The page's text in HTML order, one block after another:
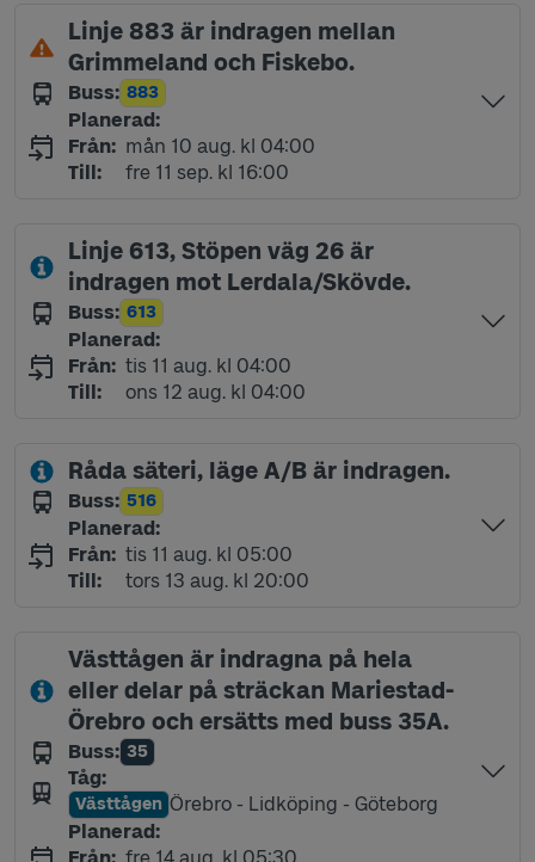
Linje 883 är indragen mellan
Grimmeland och Fiskebo.
Buss: Linje
883
Planerad:
Från: måndag 10 augusti kl 04:00
mån 10 aug. kl 04:00
Till: fredag 11 september kl 16:00
fre 11 sep. kl 16:00
Linje 613, Stöpen väg 26 är
indragen mot Lerdala/Skövde.
Buss: Linje
613
Planerad:
Från: tisdag 11 augusti kl 04:00
tis 11 aug. kl 04:00
Till: onsdag 12 augusti kl 04:00
ons 12 aug. kl 04:00
Råda säteri, läge A/B är indragen.
Buss: Linje
516
Planerad:
Från: tisdag 11 augusti kl 05:00
tis 11 aug. kl 05:00
Till: torsdag 13 augusti kl 20:00
tors 13 aug. kl 20:00
Västtågen är indragna på hela
eller delar på sträckan Mariestad-
Örebro och ersätts med buss 35A.
Buss: Linje
35
Tåg:
Linje
Västtågen Örebro - Lidköping - Göteborg
Planerad:
fredag 14 augusti kl 05:30